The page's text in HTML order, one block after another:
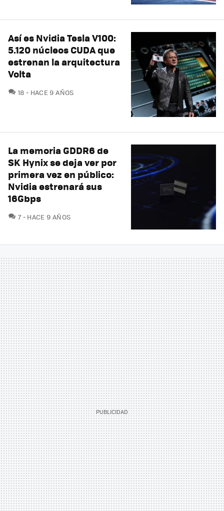
Así es Nvidia Tesla V100:
5.120 núcleos CUDA que
estrenan la arquitectura
Volta
18 COMENTARIOS
HACE 9 AÑOS
La memoria GDDR6 de
SK Hynix se deja ver por
primera vez en público:
Nvidia estrenará sus
16Gbps
7COMENTARIOS
HACE 9 AÑOS